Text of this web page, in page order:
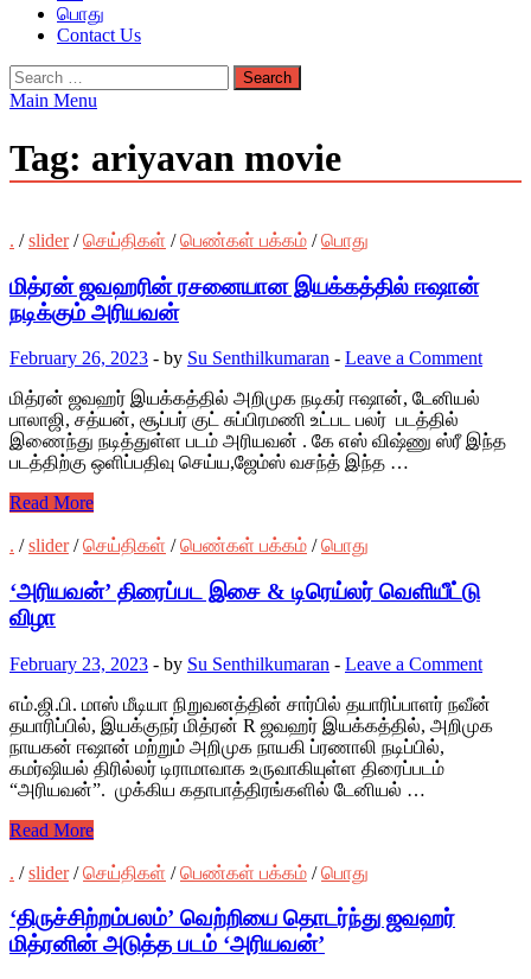
பொது
Contact Us
Search
for:
Main Menu
Tag: ariyavan movie
. /slider/செய்திகள் /பெண்கள் பக்கம் /பொது
மித்ரன் ஜவஹரின் ரசனையான இயக்கத்தில் ஈஷான்
நடிக்கும் அரியவன்
February 26, 2023 - by Su Senthilkumaran - Leave a Comment
மித்ரன் ஜவஹர் இயக்கத்தில் அறிமுக நடிகர் ஈஷான், டேனியல்
பாலாஜி, சத்யன், சூப்பர் குட் சுப்பிரமணி உட்பட பலர் படத்தில்
இணைந்து நடித்துள்ள படம் அரியவன் . கே எஸ் விஷ்ணு ஸ்ரீ இந்த
படத்திற்கு ஒளிப்பதிவு செய்ய,ஜேம்ஸ் வசந்த் இந்த …
Read More
. /slider/செய்திகள் /பெண்கள் பக்கம் /பொது
‘அரியவன்’ திரைப்பட இசை & டிரெய்லர் வெளியீட்டு
விழா
February 23, 2023 - by Su Senthilkumaran - Leave a Comment
எம்.ஜி.பி. மாஸ் மீடியா நிறுவனத்தின் சார்பில் தயாரிப்பாளர் நவீன்
தயாரிப்பில், இயக்குநர் மித்ரன் R ஜவஹர் இயக்கத்தில், அறிமுக
நாயகன் ஈஷான் மற்றும் அறிமுக நாயகி ப்ரணாலி நடிப்பில்,
கமர்ஷியல் திரில்லர் டிராமாவாக உருவாகியுள்ள திரைப்படம்
“அரியவன்”. முக்கிய கதாபாத்திரங்களில் டேனியல் …
Read More
. /slider/செய்திகள் /பெண்கள் பக்கம் /பொது
‘திருச்சிற்றம்பலம்’ வெற்றியை தொடர்ந்து ஜவஹர்
மித்ரனின் அடுத்த படம் ‘அரியவன்’